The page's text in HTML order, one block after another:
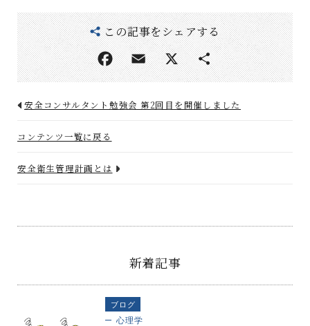
この記事をシェアする
安全コンサルタント勉強会 第2回目を開催しました
コンテンツ一覧に戻る
安全衛生管理計画とは
新着記事
ブログ
心理学